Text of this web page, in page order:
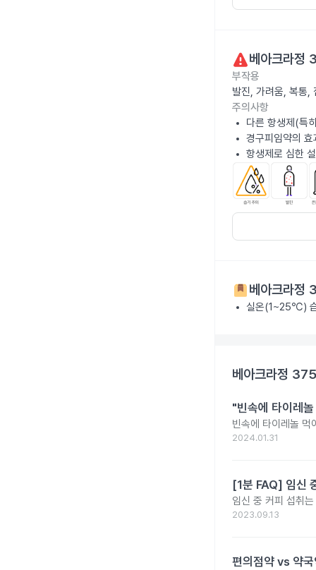
베아크라정
부작용
발진, 가려움, 복통,
주의사항
다른 항생제(특
경구피임약의
항생제로 심한
베아크라정
실온(1~25℃)
베아크라정
"빈속에 타이레
빈속에 타이레놀 먹
2024.01.31
[1분 FAQ] 임신
임신 중 커피 섭취
2023.09.13
편의점약 vs 약